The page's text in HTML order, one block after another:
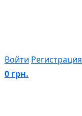
Войти Регистрация
0 грн.